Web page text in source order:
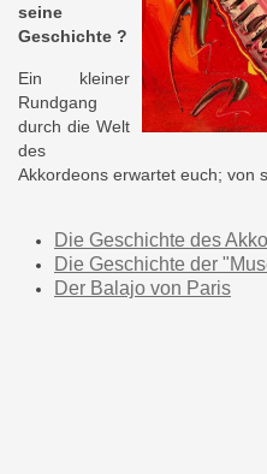
seine
Geschichte ?
Ein kleiner
Rundgang
durch die Welt
des
Akkordeons erwartet euch; von
Die Geschichte des
Die Geschichte der
Der Balajo von Paris